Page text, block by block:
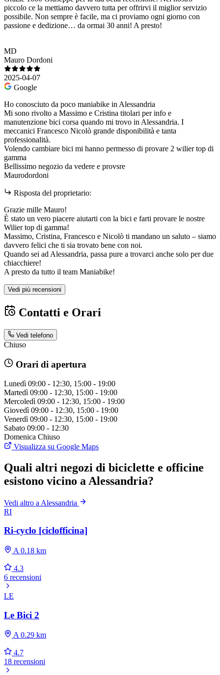
piccolo ce la mettiamo davvero tutta per offrirvi il miglior servizio
possibile. Non sempre è facile, ma ci proviamo ogni giorno con
passione e dedizione… da ormai 30 anni! A presto!
MD
Mauro Dordoni
2025-04-07
Google
Ho conosciuto da poco maniabike in Alessandria
Mi sono rivolto a Massimo e Cristina titolari per info e
manutenzione bici corsa quando mi trovo in Alessandria. I
meccanici Francesco Nicolò grande disponibilità e tanta
professionalità.
Volendo cambiare bici mi hanno permesso di provare 2 wilier top di
gamma
Bellissimo negozio da vedere e provsre
Maurodordoni
Risposta del proprietario:
Grazie mille Mauro!
È stato un vero piacere aiutarti con la bici e farti provare le nostre
Wilier top di gamma!
Massimo, Cristina, Francesco e Nicolò ti mandano un saluto – siamo
davvero felici che ti sia trovato bene con noi.
Quando sei ad Alessandria, passa pure a trovarci anche solo per due
chiacchiere!
A presto da tutto il team Maniabike!
Vedi più recensioni
Contatti e Orari
Vedi telefono
Chiuso
Orari di apertura
Lunedì 09:00 - 12:30, 15:00 - 19:00
Martedì 09:00 - 12:30, 15:00 - 19:00
Mercoledì 09:00 - 12:30, 15:00 - 19:00
Giovedì 09:00 - 12:30, 15:00 - 19:00
Venerdì 09:00 - 12:30, 15:00 - 19:00
Sabato 09:00 - 12:30
Domenica Chiuso
Visualizza su Google Maps
Quali altri negozi di biciclette e officine
esistono vicino a Alessandria?
Vedi altro a Alessandria
RI
Ri-cyclo [ciclofficina]
A 0.18 km
4.3
6 recensioni
LE
Le Bici 2
A 0.29 km
4.7
18 recensioni